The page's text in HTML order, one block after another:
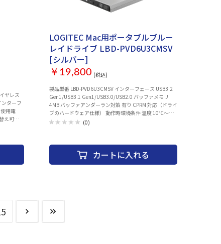
ヤレス
ターフ
用電
可能、
○ ■エ
LOGITEC Mac用ポータブルブルー
レイドライブ LBD-PVD6U3CMSV
[シルバー]
￥19,800 (税込)
製品型番 LBD-PVD6U3CMSV インターフェース USB3.2
Gen1/USB3.1 Gen1/USB3.0/USB2.0 バッファメモリ
4MB バッファアンダーラン対策 有り CPRM 対応（ドライ
ブのハードウェア仕様） 動作時環境条件 温度 10℃〜
35℃ 相対湿度 20％〜80％（ただし、結露無きこと） 保
さ） 133×146×14mm（本体のみ、突起部を除く） 質
量 230g（本体のみ） 設置方向 水平 ディスクローディン
グ方式 トレー方式（カートリッジに入った状態のDVD-
年間 ■対応OS ・macOS Monterey (12), macOS Big
(0)
カートに入れる